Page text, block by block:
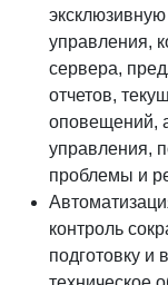
управления,
сервера,
отчетов,
оповещений,
управления,
проблемы и
контроль
подготовку и